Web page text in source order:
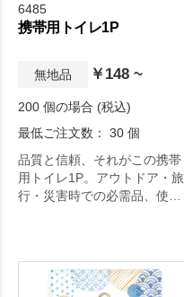
6485
携帯用トイレ1P
無地品 ￥148 ~
200 個の場合 (税込)
最低ご注文数： 30 個
品質と信頼、それがこの携帯
用トイレ1P。アウトドア・旅
行・災害時での必需品、使用
なし。